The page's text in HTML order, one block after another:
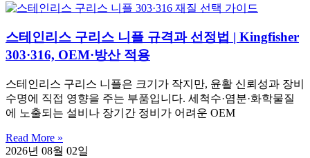
스테인리스 구리스 니플 규격과 선정법 | Kingfisher
303·316, OEM·방산 적용
스테인리스 구리스 니플은 크기가 작지만, 윤활 신뢰성과 장비
수명에 직접 영향을 주는 부품입니다. 세척수·염분·화학물질
에 노출되는 설비나 장기간 정비가 어려운 OEM
Read More »
2026년 08월 02일